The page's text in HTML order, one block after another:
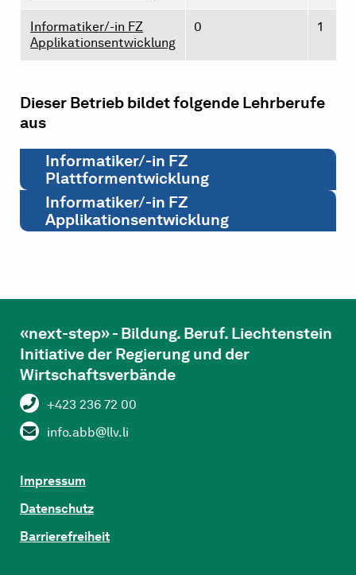
Informatiker/-in FZ
Applikationsentwicklung
0 1
Dieser Betrieb bildet folgende Lehrberufe
aus
Informatiker/-in FZ
Plattformentwicklung
Informatiker/-in FZ
Applikationsentwicklung
«next-step» - Bildung. Beruf. Liechtenstein
Initiative der Regierung und der
Wirtschaftsverbände
+423 236 72 00
info.abb@llv.li
Impressum
Datenschutz
Barrierefreiheit